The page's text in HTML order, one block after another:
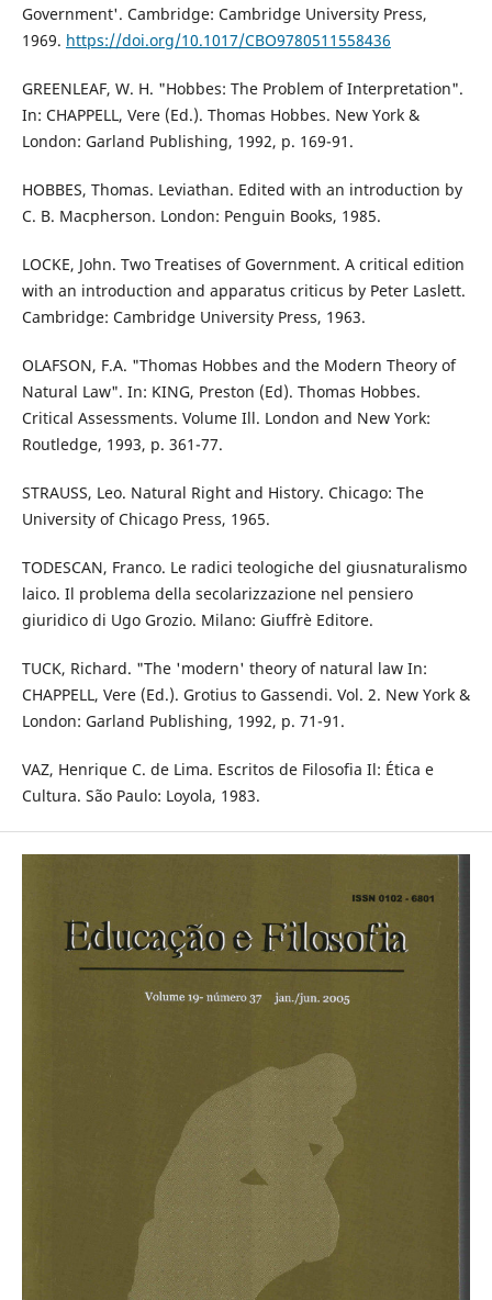
Government'. Cambridge: Cambridge University Press,
1969. https://doi.org/10.1017/CBO9780511558436
GREENLEAF, W. H. "Hobbes: The Problem of Interpretation".
In: CHAPPELL, Vere (Ed.). Thomas Hobbes. New York &
London: Garland Publishing, 1992, p. 169-91.
HOBBES, Thomas. Leviathan. Edited with an introduction by
C. B. Macpherson. London: Penguin Books, 1985.
LOCKE, John. Two Treatises of Government. A critical edition
with an introduction and apparatus criticus by Peter Laslett.
Cambridge: Cambridge University Press, 1963.
OLAFSON, F.A. "Thomas Hobbes and the Modern Theory of
Natural Law". In: KING, Preston (Ed). Thomas Hobbes.
Critical Assessments. Volume Ill. London and New York:
Routledge, 1993, p. 361-77.
STRAUSS, Leo. Natural Right and History. Chicago: The
University of Chicago Press, 1965.
TODESCAN, Franco. Le radici teologiche del giusnaturalismo
laico. Il problema della secolarizzazione nel pensiero
giuridico di Ugo Grozio. Milano: Giuffrè Editore.
TUCK, Richard. "The 'modern' theory of natural law In:
CHAPPELL, Vere (Ed.). Grotius to Gassendi. Vol. 2. New York &
London: Garland Publishing, 1992, p. 71-91.
VAZ, Henrique C. de Lima. Escritos de Filosofia Il: Ética e
Cultura. São Paulo: Loyola, 1983.